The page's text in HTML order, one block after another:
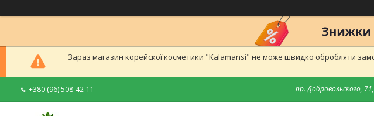
Зараз магазин корейскої косметики "Kalamansi" не може швидко обробляти
+380 (96) 508-42-11 пр. Добровольского,